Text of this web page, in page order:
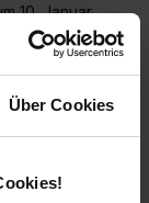
Über Cookies
10. Januar.